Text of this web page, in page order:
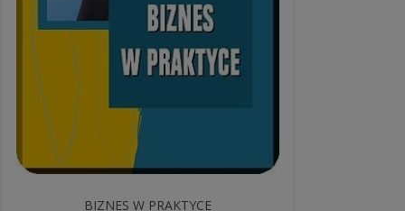
BIZNES W PRAKTYCE